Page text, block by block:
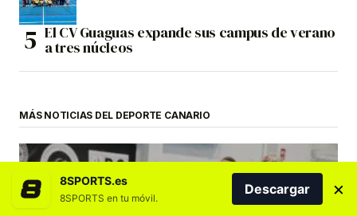
El CV Guaguas expande sus campus de verano
a tres núcleos
MÁS NOTICIAS DEL DEPORTE CANARIO
8SPORTS.es
8SPORTS en tu móvil.
Descargar ×